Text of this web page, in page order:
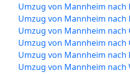
Umzug von Mannheim nach
Umzug von Mannheim
Umzug von Mannheim nach
Umzug von Mannheim nach
Umzug von Mannheim nach
Umzug von Mannheim nach